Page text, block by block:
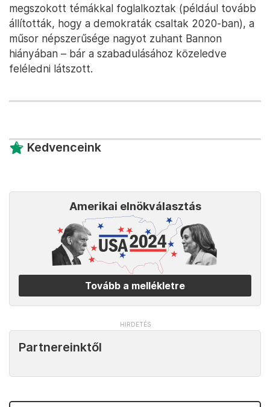
megszokott témákkal foglalkoztak (például tovább
állították, hogy a demokraták csaltak 2020-ban), a
műsor népszerűsége nagyot zuhant Bannon
hiányában – bár a szabadulásához közeledve
feléledni látszott.
Kedvenceink
Amerikai elnökválasztás
Tovább a mellékletre
Partnereinktől